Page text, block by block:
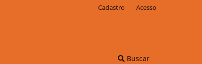
Buscar
Cadastro Acesso